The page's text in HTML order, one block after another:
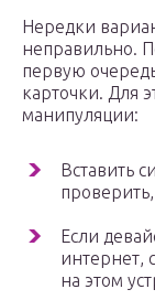
Нередки
неправильно.
первую
карточки. Для
манипуляции:
Вставить
Если
интернет,
на этом